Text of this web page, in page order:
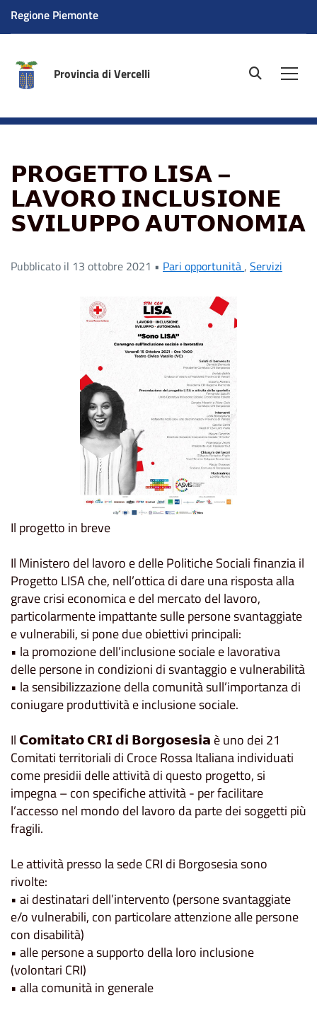
Regione Piemonte
Provincia di Vercelli site.searc
𝗜𝗡𝗖𝗟𝗨𝗦𝗜𝗢𝗡𝗘 𝗦𝗩𝗜𝗟𝗨𝗣𝗣𝗢 𝗔𝗨𝗧𝗢𝗡𝗢𝗠𝗜𝗔
𝗣𝗥𝗢𝗚𝗘𝗧𝗧𝗢 𝗟𝗜𝗦𝗔 –
𝗟𝗔𝗩𝗢𝗥𝗢 𝗜𝗡𝗖𝗟𝗨𝗦𝗜𝗢𝗡𝗘
𝗦𝗩𝗜𝗟𝗨𝗣𝗣𝗢 𝗔𝗨𝗧𝗢𝗡𝗢𝗠𝗜𝗔
Pubblicato il 13 ottobre 2021 • Pari opportunità, Servizi
Il progetto in breve
Il Ministero del lavoro e delle Politiche Sociali finanzia il
Progetto LISA che, nell’ottica di dare una risposta alla
grave crisi economica e del mercato del lavoro,
particolarmente impattante sulle persone svantaggiate
e vulnerabili, si pone due obiettivi principali:
• la promozione dell’inclusione sociale e lavorativa
delle persone in condizioni di svantaggio e vulnerabilità
• la sensibilizzazione della comunità sull’importanza di
coniugare produttività e inclusione sociale.
Il 𝗖𝗼𝗺𝗶𝘁𝗮𝘁𝗼 𝗖𝗥𝗜 𝗱𝗶 𝗕𝗼𝗿𝗴𝗼𝘀𝗲𝘀𝗶𝗮 è uno dei 21
Comitati territoriali di Croce Rossa Italiana individuati
come presidii delle attività di questo progetto, si
impegna – con specifiche attività - per facilitare
l’accesso nel mondo del lavoro da parte dei soggetti più
fragili.
Le attività presso la sede CRI di Borgosesia sono
rivolte:
• ai destinatari dell’intervento (persone svantaggiate
e/o vulnerabili, con particolare attenzione alle persone
con disabilità)
• alle persone a supporto della loro inclusione
(volontari CRI)
• alla comunità in generale